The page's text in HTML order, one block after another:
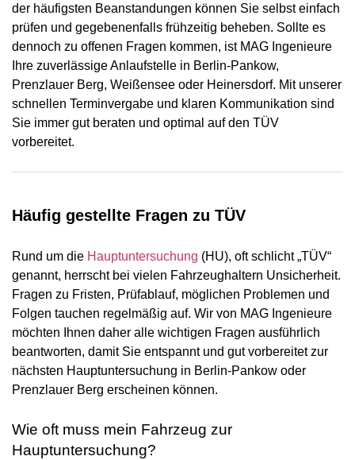
der häufigsten Beanstandungen können Sie selbst einfach
prüfen und gegebenenfalls frühzeitig beheben. Sollte es
dennoch zu offenen Fragen kommen, ist MAG Ingenieure
Ihre zuverlässige Anlaufstelle in Berlin-Pankow,
Prenzlauer Berg, Weißensee oder Heinersdorf. Mit unserer
schnellen Terminvergabe und klaren Kommunikation sind
Sie immer gut beraten und optimal auf den TÜV
vorbereitet.
Häufig gestellte Fragen zu TÜV
Rund um die Hauptuntersuchung (HU), oft schlicht „TÜV“
genannt, herrscht bei vielen Fahrzeughaltern Unsicherheit.
Fragen zu Fristen, Prüfablauf, möglichen Problemen und
Folgen tauchen regelmäßig auf. Wir von MAG Ingenieure
möchten Ihnen daher alle wichtigen Fragen ausführlich
beantworten, damit Sie entspannt und gut vorbereitet zur
nächsten Hauptuntersuchung in Berlin-Pankow oder
Prenzlauer Berg erscheinen können.
Wie oft muss mein Fahrzeug zur
Hauptuntersuchung?